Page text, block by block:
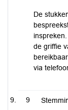
De
de griffie
via
9